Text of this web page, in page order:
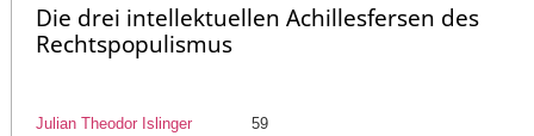
Die drei intellektuellen Achillesfersen des
Rechtspopulismus
Julian Theodor Islinger
59